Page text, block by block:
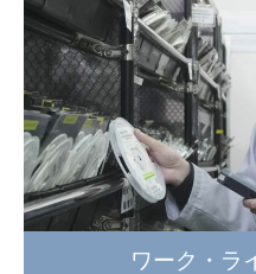
ワーク・ラ